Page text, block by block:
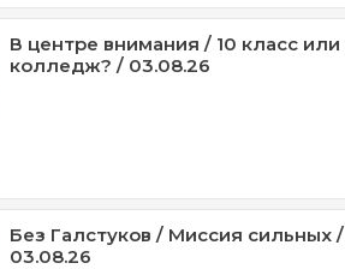
В центре внимания / 10 класс или
колледж? / 03.08.26
Без Галстуков / Миссия сильных /
03.08.26